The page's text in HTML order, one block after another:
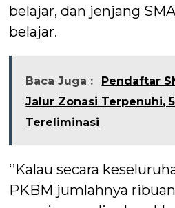
belajar, dan jenjang
belajar.
Baca Juga :
Pendaftar
Jalur Zonasi Terpenuhi,
Tereliminasi
‘’Kalau secara
PKBM jumlahnya